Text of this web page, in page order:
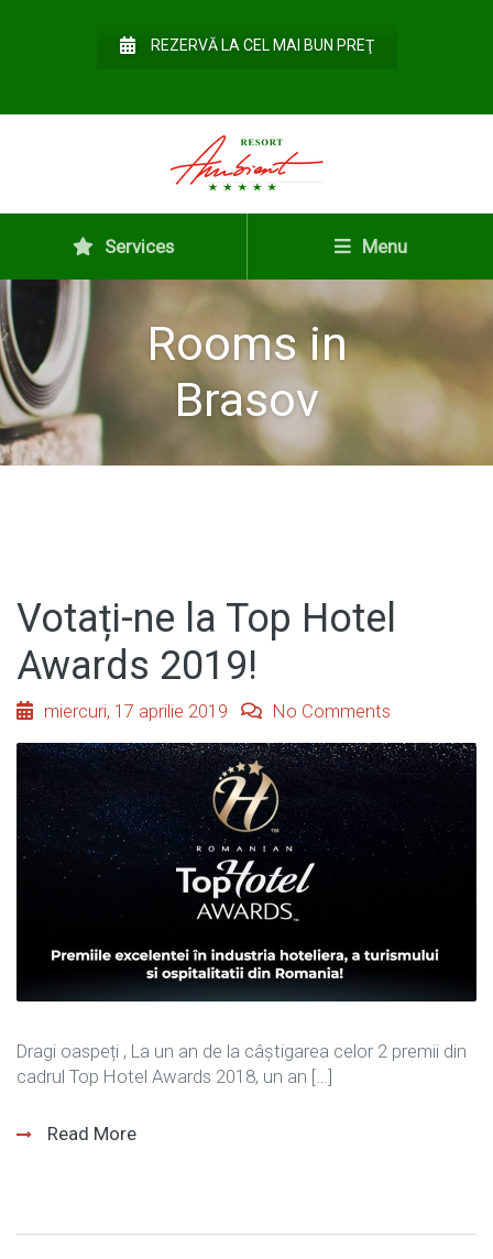
REZERVĂ LA CEL MAI BUN PREŢ
Services Menu
Rooms in
Brasov
Votați-ne la Top Hotel
Awards 2019!
miercuri, 17 aprilie 2019 No Comments
Dragi oaspeți , La un an de la câștigarea celor 2 premii din
cadrul Top Hotel Awards 2018, un an […]
Read More